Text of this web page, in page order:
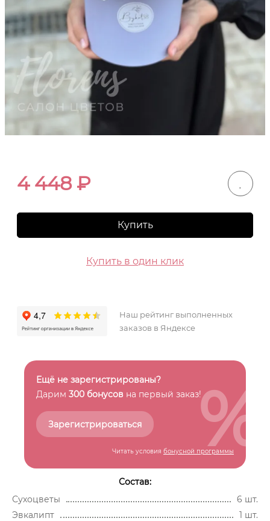
4 448₽
Купить
Купить в один клик
Наш рейтинг выполненных
заказов в Яндексе
Ещё не зарегистрированы?
Дарим 300 бонусов на первый заказ!
Зарегистрироваться
Читать условия бонусной программы
%
Состав:
Сухоцветы
6 шт.
Эвкалипт
1 шт.